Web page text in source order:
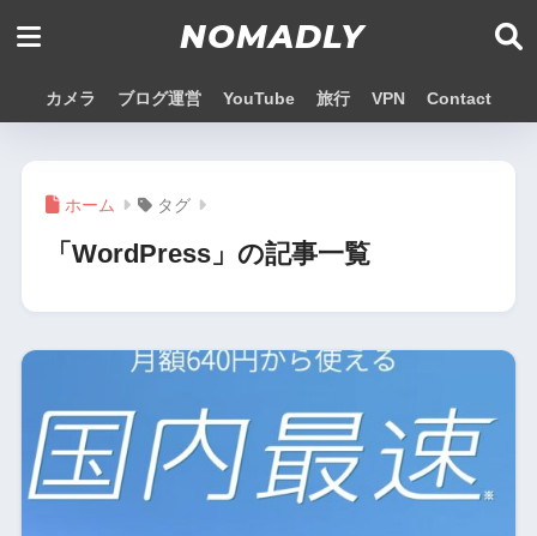
NOMADLY
カメラ ブログ運営 YouTube 旅行 VPN Contact
ホーム タグ
「WordPress」の記事一覧